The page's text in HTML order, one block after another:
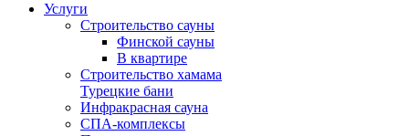
Услуги
Строительство сауны
Финской сауны
В квартире
Строительство хамама
Турецкие бани
Инфракрасная сауна
СПА-комплексы